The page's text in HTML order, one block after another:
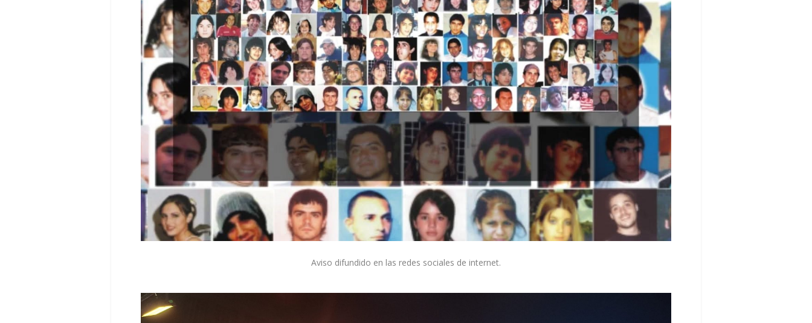
Aviso difundido en las redes sociales de internet.